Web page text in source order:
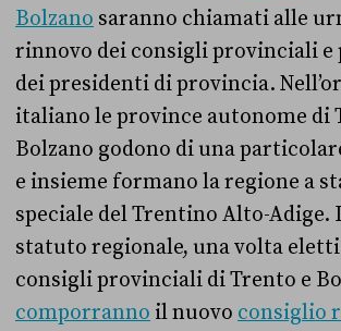
Bolzano saranno chiamati alle
rinnovo dei consigli provinciali e
dei presidenti di provincia.
italiano le province autonome di
Bolzano godono di una
e insieme formano la regione a
speciale del Trentino Alto-Adige.
statuto regionale, una volta
consigli provinciali di Trento e
comporranno il nuovo consiglio